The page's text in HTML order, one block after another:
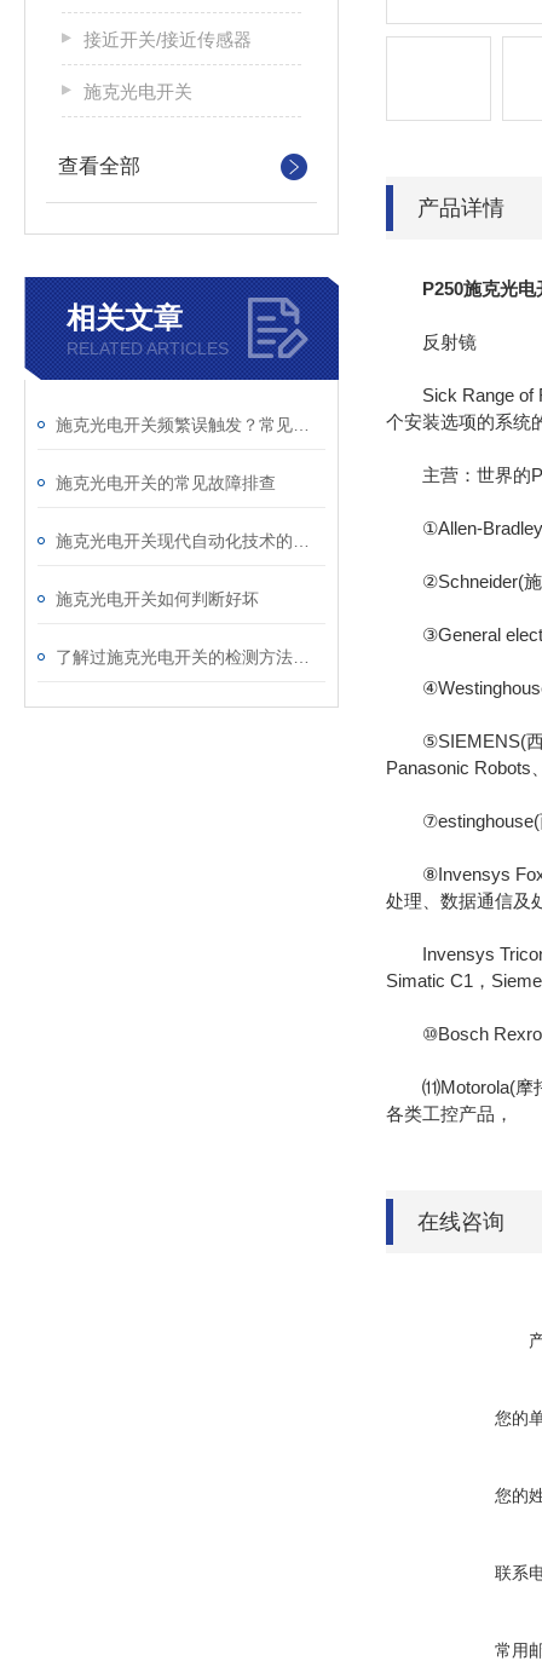
接近开关/接近传感器
施克光电开关
查看全部
相关文章
RELATED ARTICLES
施克光电开关的常见故障排查
施克光电开关如何判断好坏
产品详情
P250施克光电
反射镜
Sick Range of
个安装选项的系统
主营：世界的
①Allen-Bradley(
②Schneider(施
③General
⑤SIEMENS(西门
Panasonic Robots
⑦estinghouse(西
⑧Invensys
处理、数据通信及
Invensys
Simatic C1，
⑩Bosch
⑾Motorola(摩托
各类工控产品，
在线咨询
您的
您的
联系
常用